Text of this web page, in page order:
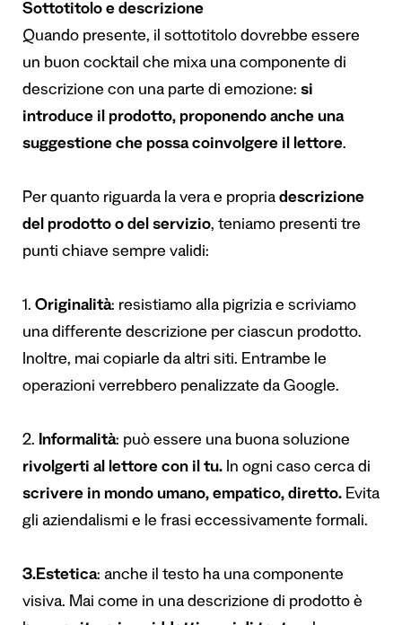
Sottotitolo e descrizione
Quando presente, il sottotitolo dovrebbe essere
un buon cocktail che mixa una componente di
descrizione con una parte di emozione: si
introduce il prodotto, proponendo anche una
suggestione che possa coinvolgere il lettore.
Per quanto riguarda la vera e propria descrizione
del prodotto o del servizio, teniamo presenti tre
punti chiave sempre validi:
1. Originalità: resistiamo alla pigrizia e scriviamo
una differente descrizione per ciascun prodotto.
Inoltre, mai copiarle da altri siti. Entrambe le
operazioni verrebbero penalizzate da Google.
2. Informalità: può essere una buona soluzione
rivolgerti al lettore con il tu. In ogni caso cerca di
scrivere in mondo umano, empatico, diretto. Evita
gli aziendalismi e le frasi eccessivamente formali.
3.Estetica: anche il testo ha una componente
visiva. Mai come in una descrizione di prodotto è